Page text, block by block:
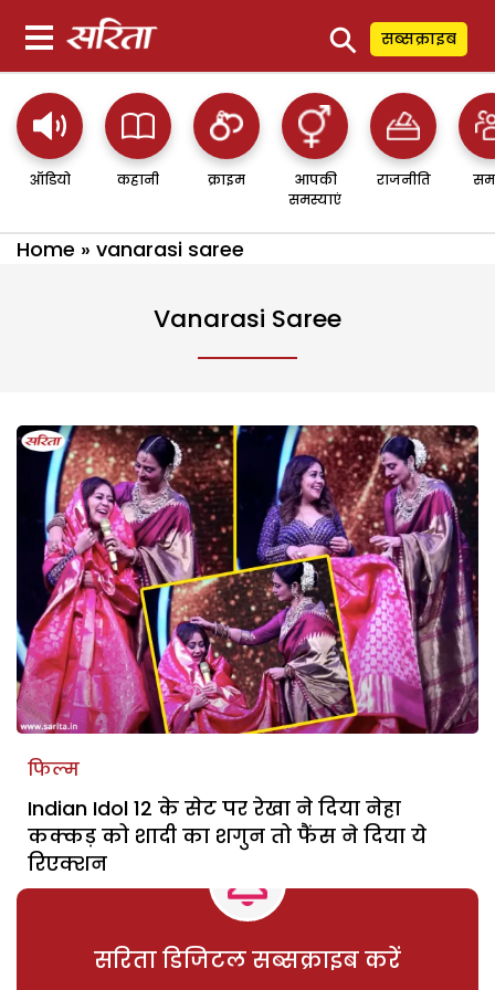
⚲ सब्सक्राइब
ऑडियो कहानी क्राइम
आपकी
समस्याएं
राजनीति
Home » vanarasi saree
Vanarasi Saree
फिल्म
Indian Idol 12 के सेट पर रेखा ने दिया नेहा
कक्कड़ को शादी का शगुन तो फैंस ने दिया ये
रिएक्शन
सरिता डिजिटल सब्सक्राइब करें